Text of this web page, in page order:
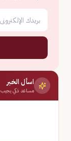
اسأل الخبر
مساعد ذكي يجيب